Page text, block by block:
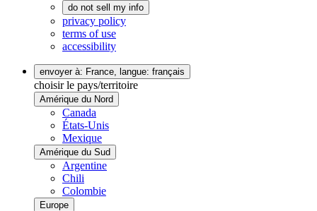
do not sell my info
privacy policy
terms of use
accessibility
envoyer à: France, langue: français
choisir le pays/territoire
Amérique du Nord
Canada
États-Unis
Mexique
Amérique du Sud
Argentine
Chili
Colombie
Europe